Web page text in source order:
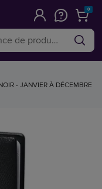
0
- JANVIER À DÉCEMBRE